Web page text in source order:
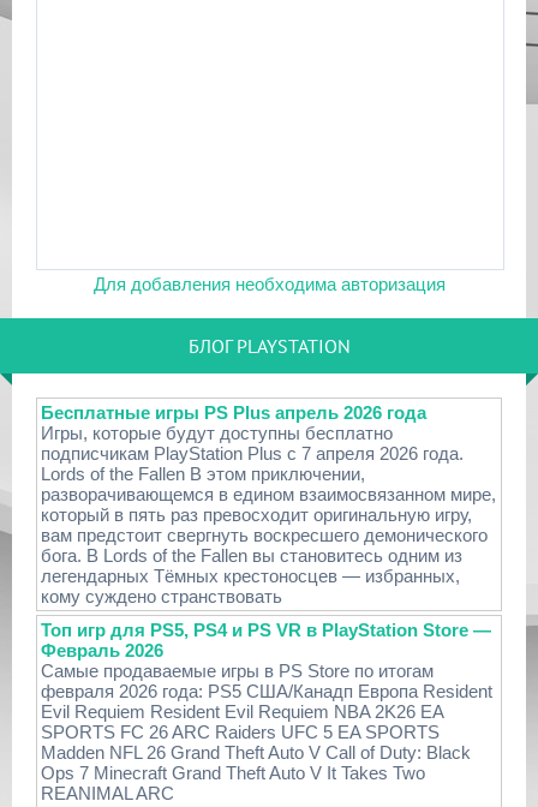
Для добавления необходима авторизация
БЛОГ PLAYSTATION
Бесплатные игры PS Plus апрель 2026 года
Игры, которые будут доступны бесплатно
подписчикам PlayStation Plus с 7 апреля 2026 года.
Lords of the Fallen В этом приключении,
разворачивающемся в едином взаимосвязанном мире,
который в пять раз превосходит оригинальную игру,
вам предстоит свергнуть воскресшего демонического
бога. В Lords of the Fallen вы становитесь одним из
легендарных Тёмных крестоносцев — избранных,
кому суждено странствовать
Топ игр для PS5, PS4 и PS VR в PlayStation Store —
Февраль 2026
Самые продаваемые игры в PS Store по итогам
февраля 2026 года: PS5 США/Канадп Европа Resident
Evil Requiem Resident Evil Requiem NBA 2K26 EA
SPORTS FC 26 ARC Raiders UFC 5 EA SPORTS
Madden NFL 26 Grand Theft Auto V Call of Duty: Black
Ops 7 Minecraft Grand Theft Auto V It Takes Two
REANIMAL ARC